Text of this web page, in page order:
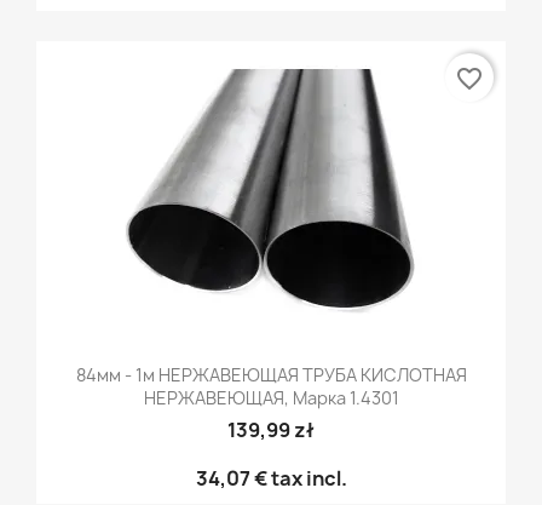
84мм - 1м НЕРЖАВЕЮЩАЯ ТРУБА КИСЛОТНАЯ
НЕРЖАВЕЮЩАЯ, Марка 1.4301
139,99 zł
34,07 €tax incl.
favorite_border